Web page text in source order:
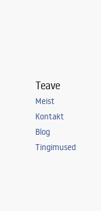
Teave
Meist
Kontakt
Blog
Tingimused